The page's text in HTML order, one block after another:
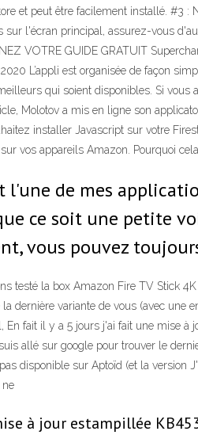
et peut être facilement installé. #3 :
sur l'écran principal, assurez-vous
VOTRE GUIDE GRATUIT
L’appli est organisée de façon
qui soient disponibles. Si
Molotov a mis en ligne son
installer Javascript sur votre
vos appareils Amazon. Pourquoi
l'une de mes
ce soit une petite
vous pouvez
testé la box Amazon Fire TV Stick
dernière variante de vous (avec une
En fait il y a 5 jours j'ai fait une mise à
allé sur google pour trouver le
disponible sur Aptoïd (et la version
ne
à jour estampillée